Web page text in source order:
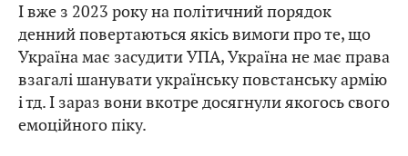
І вже з 2023 року на політичний порядок
денний повертаються якісь вимоги про те, що
Україна має засудити УПА, Україна не має права
взагалі шанувати українську повстанську армію
і тд. І зараз вони вкотре досягнули якогось свого
емоційного піку.